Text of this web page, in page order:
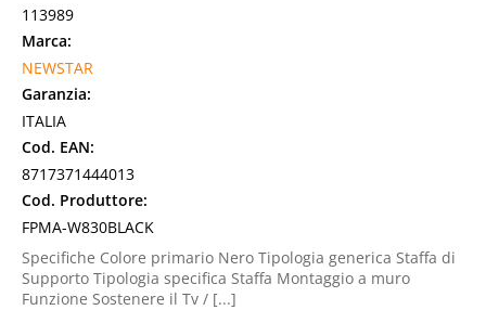
113989
Marca:
NEWSTAR
Garanzia:
ITALIA
Cod. EAN:
8717371444013
Cod. Produttore:
FPMA-W830BLACK
Specifiche Colore primario Nero Tipologia generica Staffa di
Supporto Tipologia specifica Staffa Montaggio a muro
Funzione Sostenere il Tv / [...]